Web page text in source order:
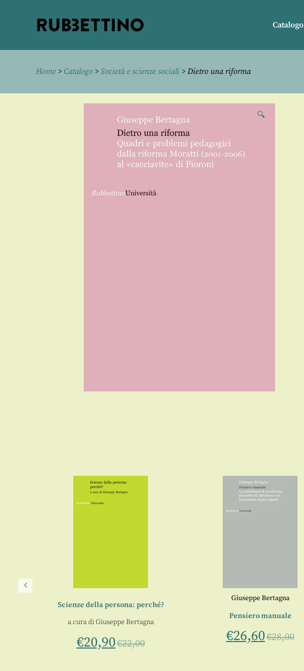
Catalogo
Home > Catalogo > Società e scienze sociali > Dietro una riforma
🔍
Scienze della persona: perché?
a cura diGiuseppe Bertagna
€20,90€22,00
Giuseppe Bertagna
Pensiero manuale
€26,60€28,00